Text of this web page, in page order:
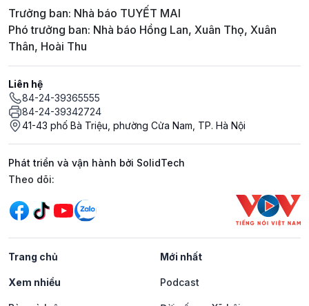
Trưởng ban: Nhà báo TUYẾT MAI
Phó trưởng ban: Nhà báo Hồng Lan, Xuân Thọ, Xuân
Thân, Hoài Thu
Liên hệ
84-24-39365555
84-24-39342724
41-43 phố Bà Triệu, phường Cửa Nam, TP. Hà Nội
Phát triển và vận hành bởi SolidTech
Mạng xã hội
Theo dõi:
Trang chủ Mới nhất
Xem nhiều Podcast